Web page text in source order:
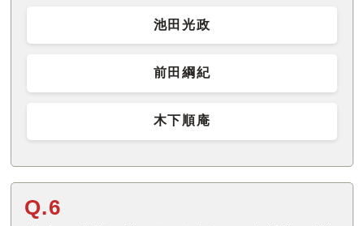
池田光政
前田綱紀
木下順庵
Q.6